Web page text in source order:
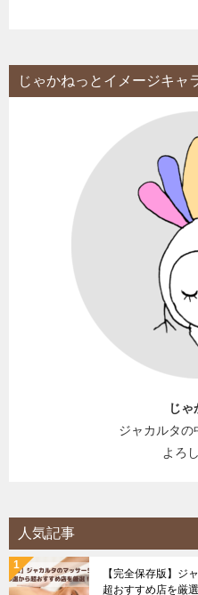
じゃかねっとイメージキャ
じゃ
ジャカルタの
よろ
人気記事
【完全保存版】ジ
超おすすめ店を厳選